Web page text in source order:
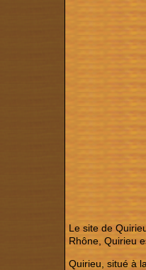
Le site de
Rhône, Quirieu
Quirieu, situé à